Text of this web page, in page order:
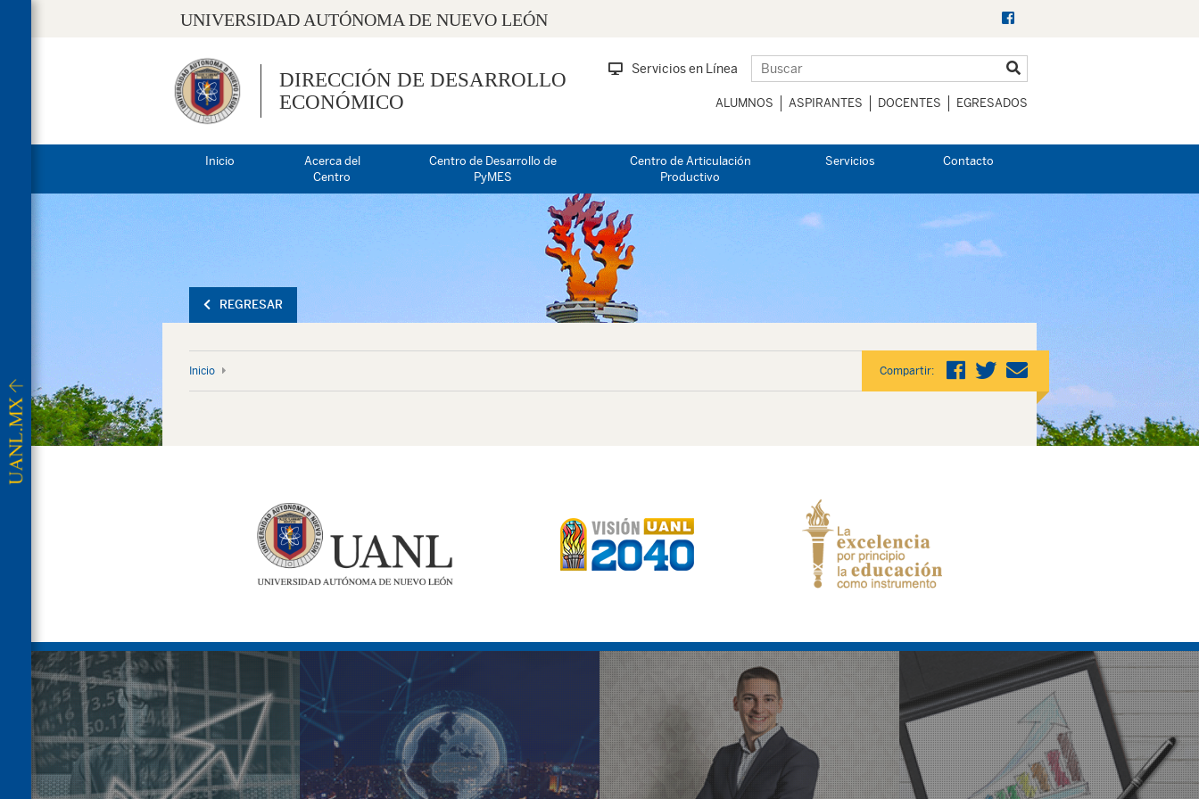
UNIVERSIDAD AUTÓNOMA DE NUEVO LEÓN
DIRECCIÓN DE DESARROLLO
ECONÓMICO
Servicios en Línea
ALUMNOS ASPIRANTES DOCENTES EGRESADOS
Inicio
Acerca del
Centro
Centro de Desarrollo de
PyMES
Centro de Articulación
Productivo
Servicios Contacto
REGRESAR
Inicio Compartir: